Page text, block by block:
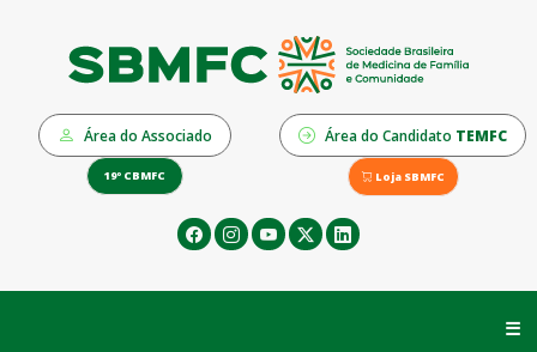
Área do Associado Área do Candidato TEMFC
19º CBMFC Loja SBMFC
☰